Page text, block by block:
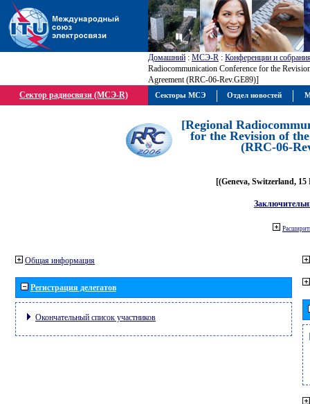
Домашний : МСЭ-R : Конференции и
Radiocommunication Conference for the
Agreement (RRC-06-Rev.GE89)]
Сектор радиосвязи (МСЭ-R)
[Regional
for the Revision of
(RRC-06-
[(Geneva, Switzerland, 15
Общая информация
Регистрация делегатов
Окончательный список участников
Секторы МСЭ Отдел новостей